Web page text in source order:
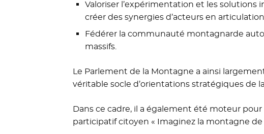
Valoriser l’expérimentation et les
créer des synergies d’acteurs en
Fédérer la communauté montagnarde
massifs.
Le Parlement de la Montagne a ainsi
véritable socle d’orientations stratégiques de
Dans ce cadre, il a également été moteur
participatif citoyen « Imaginez la montagne